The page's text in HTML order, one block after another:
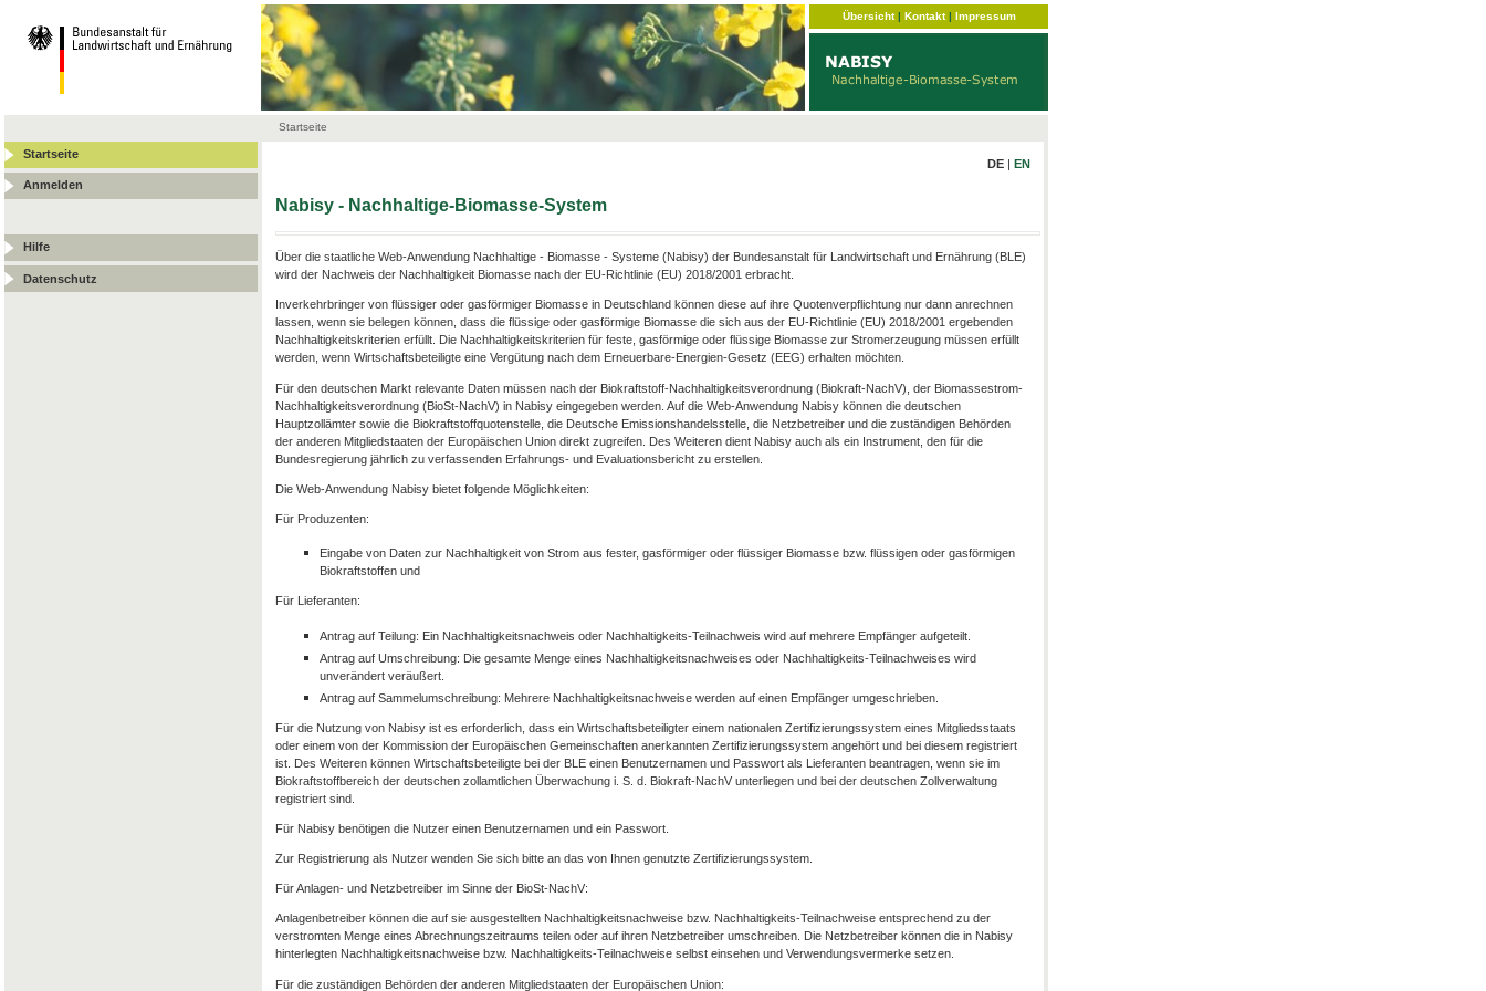
Übersicht| Kontakt| Impressum
Startseite
Startseite
Anmelden
Hilfe
Datenschutz
DE |EN
Nabisy - Nachhaltige-Biomasse-System
Über die staatliche Web-Anwendung Nachhaltige - Biomasse - Systeme (Nabisy) der Bundesanstalt für Landwirtschaft und Ernährung (BLE)
wird der Nachweis der Nachhaltigkeit Biomasse nach der EU-Richtlinie (EU) 2018/2001 erbracht.
Inverkehrbringer von flüssiger oder gasförmiger Biomasse in Deutschland können diese auf ihre Quotenverpflichtung nur dann anrechnen
lassen, wenn sie belegen können, dass die flüssige oder gasförmige Biomasse die sich aus der EU-Richtlinie (EU) 2018/2001 ergebenden
Nachhaltigkeitskriterien erfüllt. Die Nachhaltigkeitskriterien für feste, gasförmige oder flüssige Biomasse zur Stromerzeugung müssen erfüllt
werden, wenn Wirtschaftsbeteiligte eine Vergütung nach dem Erneuerbare-Energien-Gesetz (EEG) erhalten möchten.
Für den deutschen Markt relevante Daten müssen nach der Biokraftstoff-Nachhaltigkeitsverordnung (Biokraft-NachV), der Biomassestrom-
Nachhaltigkeitsverordnung (BioSt-NachV) in Nabisy eingegeben werden. Auf die Web-Anwendung Nabisy können die deutschen
Hauptzollämter sowie die Biokraftstoffquotenstelle, die Deutsche Emissionshandelsstelle, die Netzbetreiber und die zuständigen Behörden
der anderen Mitgliedstaaten der Europäischen Union direkt zugreifen. Des Weiteren dient Nabisy auch als ein Instrument, den für die
Bundesregierung jährlich zu verfassenden Erfahrungs- und Evaluationsbericht zu erstellen.
Die Web-Anwendung Nabisy bietet folgende Möglichkeiten:
Für Produzenten:
Eingabe von Daten zur Nachhaltigkeit von Strom aus fester, gasförmiger oder flüssiger Biomasse bzw. flüssigen oder gasförmigen
Biokraftstoffen und
Für Lieferanten:
Antrag auf Teilung: Ein Nachhaltigkeitsnachweis oder Nachhaltigkeits-Teilnachweis wird auf mehrere Empfänger aufgeteilt.
Antrag auf Umschreibung: Die gesamte Menge eines Nachhaltigkeitsnachweises oder Nachhaltigkeits-Teilnachweises wird
unverändert veräußert.
Antrag auf Sammelumschreibung: Mehrere Nachhaltigkeitsnachweise werden auf einen Empfänger umgeschrieben.
Für die Nutzung von Nabisy ist es erforderlich, dass ein Wirtschaftsbeteiligter einem nationalen Zertifizierungssystem eines Mitgliedsstaats
oder einem von der Kommission der Europäischen Gemeinschaften anerkannten Zertifizierungssystem angehört und bei diesem registriert
ist. Des Weiteren können Wirtschaftsbeteiligte bei der BLE einen Benutzernamen und Passwort als Lieferanten beantragen, wenn sie im
Biokraftstoffbereich der deutschen zollamtlichen Überwachung i. S. d. Biokraft-NachV unterliegen und bei der deutschen Zollverwaltung
registriert sind.
Für Nabisy benötigen die Nutzer einen Benutzernamen und ein Passwort.
Zur Registrierung als Nutzer wenden Sie sich bitte an das von Ihnen genutzte Zertifizierungssystem.
Für Anlagen- und Netzbetreiber im Sinne der BioSt-NachV:
Anlagenbetreiber können die auf sie ausgestellten Nachhaltigkeitsnachweise bzw. Nachhaltigkeits-Teilnachweise entsprechend zu der
verstromten Menge eines Abrechnungszeitraums teilen oder auf ihren Netzbetreiber umschreiben. Die Netzbetreiber können die in Nabisy
hinterlegten Nachhaltigkeitsnachweise bzw. Nachhaltigkeits-Teilnachweise selbst einsehen und Verwendungsvermerke setzen.
Für die zuständigen Behörden der anderen Mitgliedstaaten der Europäischen Union: